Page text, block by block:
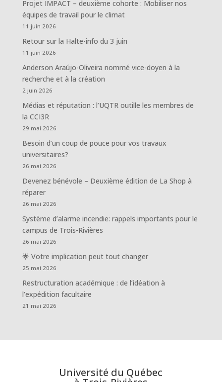
Projet IMPACT – deuxième cohorte : Mobiliser nos
équipes de travail pour le climat
11 juin 2026
Retour sur la Halte-info du 3 juin
11 juin 2026
Anderson Araújo-Oliveira nommé vice-doyen à la
recherche et à la création
2 juin 2026
Médias et réputation : l’UQTR outille les membres de
la CCI3R
29 mai 2026
Besoin d’un coup de pouce pour vos travaux
universitaires?
26 mai 2026
Devenez bénévole – Deuxième édition de La Shop à
réparer
26 mai 2026
Système d’alarme incendie: rappels importants pour le
campus de Trois-Rivières
26 mai 2026
🌟 Votre implication peut tout changer
25 mai 2026
Restructuration académique : de l’idéation à
l’expédition facultaire
21 mai 2026
Université du Québec